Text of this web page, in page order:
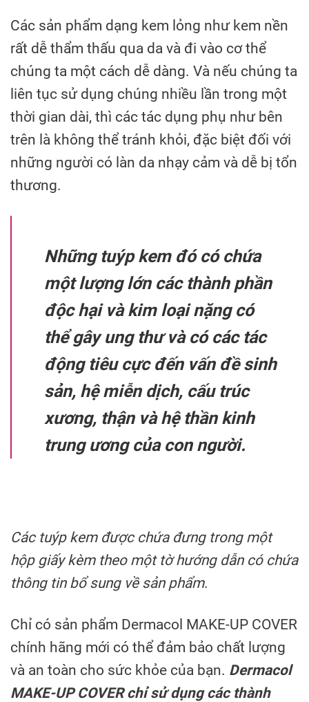
Các sản phẩm dạng kem lỏng như kem nền
rất dễ thẩm thấu qua da và đi vào cơ thể
chúng ta một cách dễ dàng. Và nếu chúng ta
liên tục sử dụng chúng nhiều lần trong một
thời gian dài, thì các tác dụng phụ như bên
trên là không thể tránh khỏi, đặc biệt đối với
những người có làn da nhạy cảm và dễ bị tổn
thương.
Những tuýp kem đó có chứa
một lượng lớn các thành phần
độc hại và kim loại nặng có
thể gây ung thư và có các tác
động tiêu cực đến vấn đề sinh
sản, hệ miễn dịch, cấu trúc
xương, thận và hệ thần kinh
trung ương của con người.
Các tuýp kem được chứa đưng trong một
hộp giấy kèm theo một tờ hướng dẫn có chứa
thông tin bổ sung về sản phẩm.
Chỉ có sản phẩm Dermacol MAKE-UP COVER
chính hãng mới có thể đảm bảo chất lượng
và an toàn cho sức khỏe của bạn. Dermacol
MAKE-UP COVER chỉ sử dụng các thành